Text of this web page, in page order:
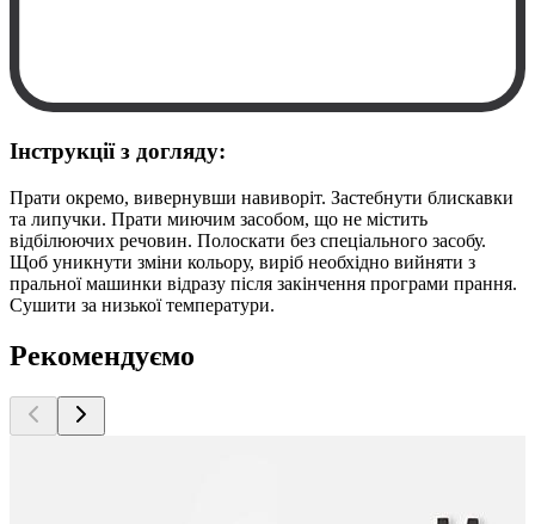
Інструкції з догляду:
Прати окремо, вивернувши навиворіт. Застебнути блискавки
та липучки. Прати миючим засобом, що не містить
відбілюючих речовин. Полоскати без спеціального засобу.
Щоб уникнути зміни кольору, виріб необхідно вийняти з
пральної машинки відразу після закінчення програми прання.
Сушити за низької температури.
Рекомендуємо